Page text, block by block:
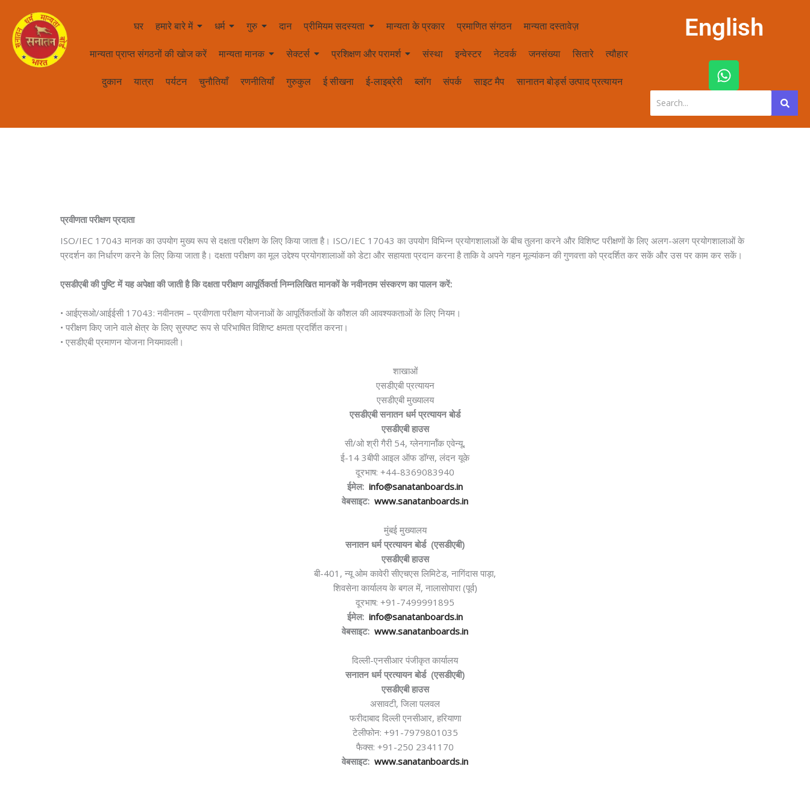
घर हमारे बारे में धर्म गुरु दान प्रीमियम सदस्यता मान्यता के प्रकार प्रमाणित संगठन मान्यता दस्तावेज़
मान्यता प्राप्त संगठनों की खोज करें मान्यता मानक सेक्टर्स प्रशिक्षण और परामर्श संस्था इन्वेस्टर नेटवर्क जनसंख्या सितारे त्यौहार
दुकान यात्रा पर्यटन चुनौतियाँ रणनीतियाँ गुरुकुल ई सीखना ई-लाइब्रेरी ब्लॉग संपर्क साइट मैप सानातन बोर्ड्स उत्पाद प्रत्यायन
English
W
h
a
t
s
प्रवीणता परीक्षण प्रदाता
ISO/IEC 17043 मानक का उपयोग मुख्य रूप से दक्षता परीक्षण के लिए किया जाता है। ISO/IEC 17043 का उपयोग विभिन्न प्रयोगशालाओं के बीच तुलना करने और विशिष्ट परीक्षणों के लिए अलग-अलग प्रयोगशालाओं के
प्रदर्शन का निर्धारण करने के लिए किया जाता है। दक्षता परीक्षण का मूल उद्देश्य प्रयोगशालाओं को डेटा और सहायता प्रदान करना है ताकि वे अपने गहन मूल्यांकन की गुणवत्ता को प्रदर्शित कर सकें और उस पर काम कर सकें।
एसडीएबी की पुष्टि में यह अपेक्षा की जाती है कि दक्षता परीक्षण आपूर्तिकर्ता निम्नलिखित मानकों के नवीनतम संस्करण का पालन करें:
• आईएसओ/आईईसी 17043: नवीनतम – प्रवीणता परीक्षण योजनाओं के आपूर्तिकर्ताओं के कौशल की आवश्यकताओं के लिए नियम।
• परीक्षण किए जाने वाले क्षेत्र के लिए सुस्पष्ट रूप से परिभाषित विशिष्ट क्षमता प्रदर्शित करना।
• एसडीएबी प्रमाणन योजना नियमावली।
शाखाओं
एसडीएबी प्रत्यायन
एसडीएबी मुख्यालय
एसडीएबी सनातन धर्म प्रत्यायन बोर्ड
एसडीएबी हाउस
सी/ओ श्री गैरी 54, ग्लेनगार्नॉक एवेन्यू,
ई-14 3बीपी आइल ऑफ डॉग्स, लंदन यूके
दूरभाष: +44-8369083940
ईमेल: info@sanatanboards.in
वेबसाइट: www.sanatanboards.in
मुंबई मुख्यालय
सनातन धर्म प्रत्यायन बोर्ड (एसडीएबी)
एसडीएबी हाउस
बी-401, न्यू ओम कावेरी सीएचएस लिमिटेड, नागिंदास पाड़ा,
शिवसेना कार्यालय के बगल में, नालासोपारा (पूर्व)
दूरभाष: +91-7499991895
ईमेल: info@sanatanboards.in
वेबसाइट: www.sanatanboards.in
दिल्ली-एनसीआर पंजीकृत कार्यालय
सनातन धर्म प्रत्यायन बोर्ड (एसडीएबी)
एसडीएबी हाउस
असावटी, जिला पलवल
फरीदाबाद दिल्ली एनसीआर, हरियाणा
टेलीफोन: +91-7979801035
फैक्स: +91-250 2341170
वेबसाइट: www.sanatanboards.in